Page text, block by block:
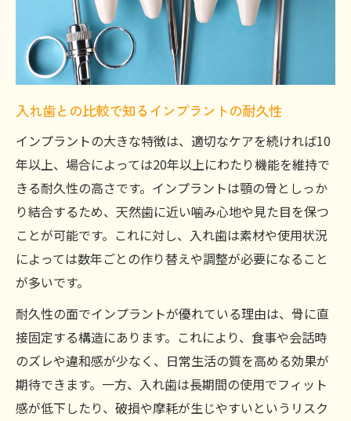
入れ歯との比較で知るインプラントの耐久性
インプラントの大きな特徴は、適切なケアを続ければ10
年以上、場合によっては20年以上にわたり機能を維持で
きる耐久性の高さです。インプラントは顎の骨としっか
り結合するため、天然歯に近い噛み心地や見た目を保つ
ことが可能です。これに対し、入れ歯は素材や使用状況
によっては数年ごとの作り替えや調整が必要になること
が多いです。
耐久性の面でインプラントが優れている理由は、骨に直
接固定する構造にあります。これにより、食事や会話時
のズレや違和感が少なく、日常生活の質を高める効果が
期待できます。一方、入れ歯は長期間の使用でフィット
感が低下したり、破損や摩耗が生じやすいというリスク